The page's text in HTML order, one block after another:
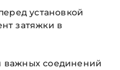
установкой
затяжки в
важных соединений